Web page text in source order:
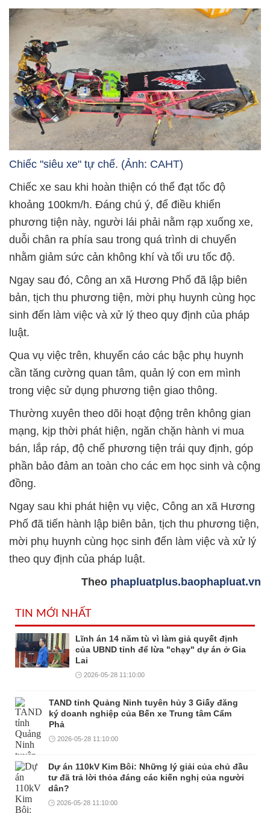
Chiếc "siêu xe" tự chế. (Ảnh: CAHT)
Chiếc xe sau khi hoàn thiện có thể đạt tốc độ
khoảng 100km/h. Đáng chú ý, để điều khiển
phương tiện này, người lái phải nằm rạp xuống xe,
duỗi chân ra phía sau trong quá trình di chuyển
nhằm giảm sức cản không khí và tối ưu tốc độ.
Ngay sau đó, Công an xã Hương Phố đã lập biên
bản, tịch thu phương tiện, mời phụ huynh cùng học
sinh đến làm việc và xử lý theo quy định của pháp
luật.
Qua vụ việc trên, khuyến cáo các bậc phụ huynh
cần tăng cường quan tâm, quản lý con em mình
trong việc sử dụng phương tiện giao thông.
Thường xuyên theo dõi hoạt động trên không gian
mạng, kịp thời phát hiện, ngăn chặn hành vi mua
bán, lắp ráp, độ chế phương tiện trái quy định, góp
phần bảo đảm an toàn cho các em học sinh và cộng
đồng.
Ngay sau khi phát hiện vụ việc, Công an xã Hương
Phố đã tiến hành lập biên bản, tịch thu phương tiện,
mời phụ huynh cùng học sinh đến làm việc và xử lý
theo quy định của pháp luật.
Theo phapluatplus.baophapluat.vn
TIN MỚI NHẤT
Lĩnh án 14 năm tù vì làm giả quyết định
của UBND tỉnh để lừa "chạy" dự án ở Gia
Lai
2026-05-28 11:10:00
TAND tỉnh Quảng Ninh tuyên hủy 3 Giấy đăng
ký doanh nghiệp của Bến xe Trung tâm Cẩm
Phả
2026-05-28 11:10:00
Dự án 110kV Kim Bôi: Những lý giải của chủ đầu
tư đã trả lời thỏa đáng các kiến nghị của người
dân?
2026-05-28 11:10:00